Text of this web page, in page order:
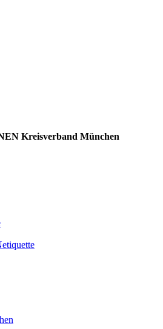
Kreisverband München